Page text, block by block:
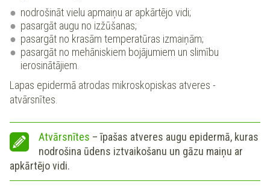
nodrošināt vielu apmaiņu ar apkārtējo vidi;
pasargāt augu no izžūšanas;
pasargāt no krasām temperatūras izmaiņām;
pasargāt no mehāniskiem bojājumiem un slimību
ierosinātājiem.
Lapas epidermā atrodas mikroskopiskas atveres -
atvārsnītes.
Atvārsnītes – īpašas atveres augu epidermā, kuras
nodrošina ūdens iztvaikošanu un gāzu maiņu ar
apkārtējo vidi.